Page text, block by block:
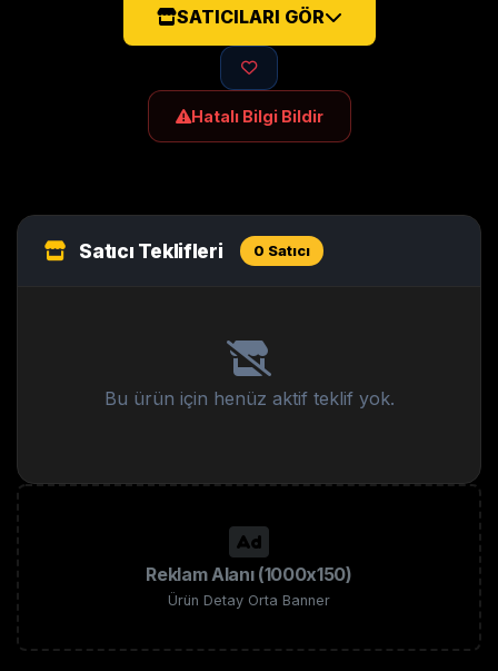
SATICILARI GÖR
Hatalı Bilgi Bildir
Satıcı Teklifleri 0 Satıcı
Bu ürün için henüz aktif teklif yok.
Reklam Alanı (1000x150)
Ürün Detay Orta Banner